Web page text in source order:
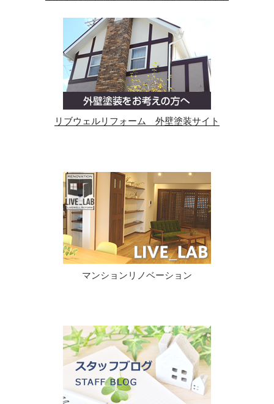
リブウェルリフォーム 外壁塗装サイト
マンションリノベーション